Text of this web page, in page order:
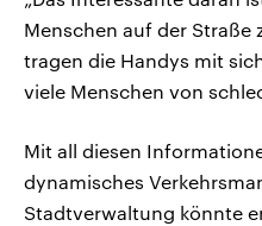
Menschen auf der Straße
tragen die Handys mit
viele Menschen von
Mit all diesen
dynamisches
Stadtverwaltung könnte